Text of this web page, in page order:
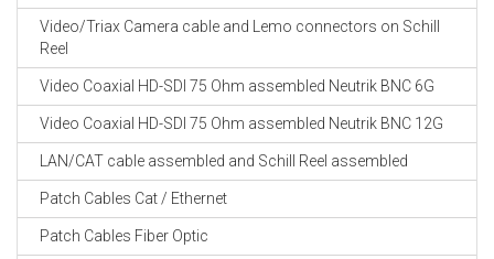
Video/Triax Camera cable and Lemo connectors on Schill
Reel
Video Coaxial HD-SDI 75 Ohm assembled Neutrik BNC 6G
Video Coaxial HD-SDI 75 Ohm assembled Neutrik BNC 12G
LAN/CAT cable assembled and Schill Reel assembled
Patch Cables Cat / Ethernet
Patch Cables Fiber Optic